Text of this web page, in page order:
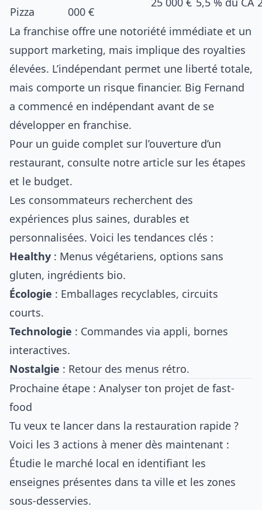
Pizza 000 €
La franchise offre une notoriété immédiate et un
support marketing, mais implique des royalties
élevées. L’indépendant permet une liberté totale,
mais comporte un risque financier. Big Fernand
a commencé en indépendant avant de se
développer en franchise.
Pour un guide complet sur l’ouverture d’un
restaurant, consulte notre article sur les étapes
et le budget.
Les consommateurs recherchent des
expériences plus saines, durables et
personnalisées. Voici les tendances clés :
Healthy : Menus végétariens, options sans
gluten, ingrédients bio.
Écologie : Emballages recyclables, circuits
courts.
Technologie : Commandes via appli, bornes
interactives.
Nostalgie : Retour des menus rétro.
Prochaine étape : Analyser ton projet de fast-
food
Tu veux te lancer dans la restauration rapide ?
Voici les 3 actions à mener dès maintenant :
Étudie le marché local en identifiant les
enseignes présentes dans ta ville et les zones
sous-desservies.